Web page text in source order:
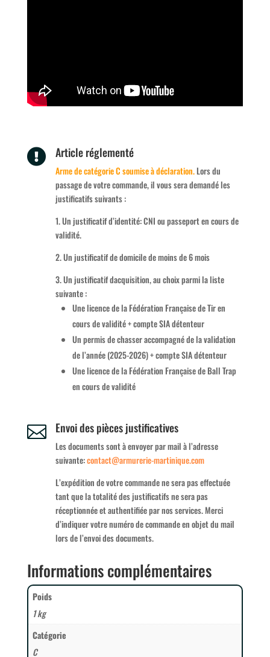
 Article réglementé
Arme de catégorie C soumise à déclaration.Lors du
passage de votre commande, il vous sera demandé les
justificatifs suivants :
1. Un justificatif d’identité: CNI ou passeport en cours de
validité.
2. Un justificatif de domicile de moins de 6 mois
3. Un justificatif dacquisition, au choix parmi la liste
suivante :
Une licence de la Fédération Française de Tir en
cours de validité + compte SIA détenteur
Un permis de chasser accompagné de la validation
de l’année (2025-2026) + compte SIA détenteur
Une licence de la Fédération Française de Ball Trap
en cours de validité
 Envoi des pièces justificatives
Les documents sont à envoyer par mail à l’adresse
suivante:contact@armurerie-martinique.com
L’expédition de votre commande ne sera pas effectuée
tant que la totalité des justificatifs ne sera pas
réceptionnée et authentifiée par nos services. Merci
d’indiquer votre numéro de commande en objet du mail
lors de l’envoi des documents.
Informations complémentaires
Poids
1 kg
Catégorie
C